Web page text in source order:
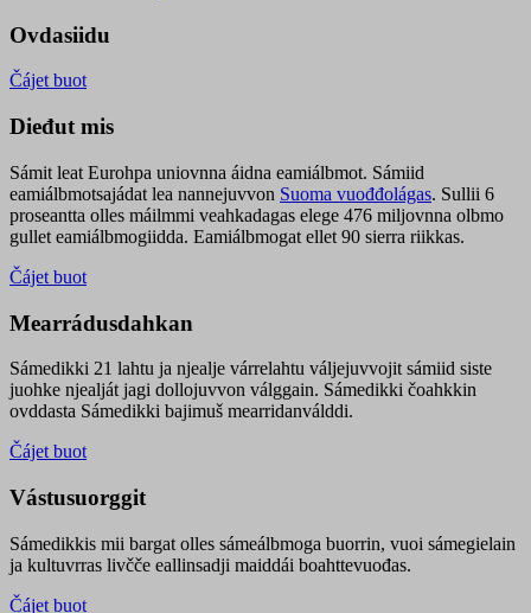
Ovdasiidu
Čájet buot
Dieđut mis
Sámit leat Eurohpa uniovnna áidna eamiálbmot. Sámiid
eamiálbmotsajádat lea nannejuvvon Suoma vuođđolágas. Sullii 6
proseantta olles máilmmi veahkadagas elege 476 miljovnna olbmo
gullet eamiálbmogiidda. Eamiálbmogat ellet 90 sierra riikkas.
Čájet buot
Mearrádusdahkan
Sámedikki 21 lahtu ja njealje várrelahtu váljejuvvojit sámiid siste
juohke njealját jagi dollojuvvon válggain. Sámedikki čoahkkin
ovddasta Sámedikki bajimuš mearridanválddi.
Čájet buot
Vástusuorggit
Sámedikkis mii bargat olles sámeálbmoga buorrin, vuoi sámegielain
ja kultuvrras livčče eallinsadji maiddái boahttevuođas.
Čájet buot